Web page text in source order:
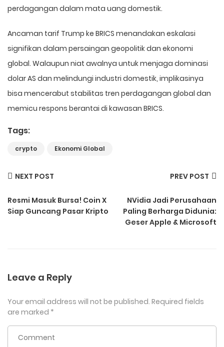
perdagangan dalam mata uang domestik.
Ancaman tarif Trump ke BRICS menandakan eskalasi
signifikan dalam persaingan geopolitik dan ekonomi
global. Walaupun niat awalnya untuk menjaga dominasi
dolar AS dan melindungi industri domestik, implikasinya
bisa mencerabut stabilitas tren perdagangan global dan
memicu respons berantai di kawasan BRICS.
Tags:
crypto Ekonomi Global
NEXT POST
Resmi Masuk Bursa! Coin X
Siap Guncang Pasar Kripto
PREV POST
NVidia Jadi Perusahaan
Paling Berharga Didunia:
Geser Apple & Microsoft
Leave a Reply
Your email address will not be published. Required fields
are marked *